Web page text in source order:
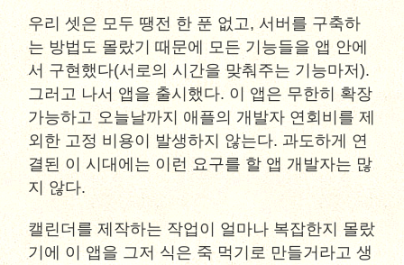
우리 셋은 모두 땡전 한 푼 없고, 서버를 구축하
는 방법도 몰랐기 때문에 모든 기능들을 앱 안에
서 구현했다(서로의 시간을 맞춰주는 기능마저).
그러고 나서 앱을 출시했다. 이 앱은 무한히 확장
가능하고 오늘날까지 애플의 개발자 연회비를 제
외한 고정 비용이 발생하지 않는다. 과도하게 연
결된 이 시대에는 이런 요구를 할 앱 개발자는 많
지 않다.
캘린더를 제작하는 작업이 얼마나 복잡한지 몰랐
기에 이 앱을 그저 식은 죽 먹기로 만들거라고 생